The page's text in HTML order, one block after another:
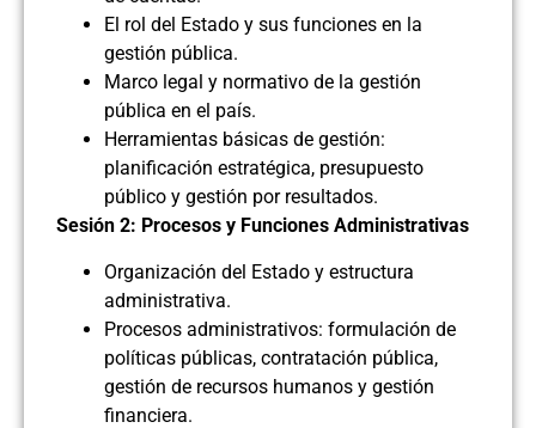
El rol del Estado y sus funciones en la
gestión pública.
Marco legal y normativo de la gestión
pública en el país.
Herramientas básicas de gestión:
planificación estratégica, presupuesto
público y gestión por resultados.
Sesión 2: Procesos y Funciones Administrativas
Organización del Estado y estructura
administrativa.
Procesos administrativos: formulación de
políticas públicas, contratación pública,
gestión de recursos humanos y gestión
financiera.